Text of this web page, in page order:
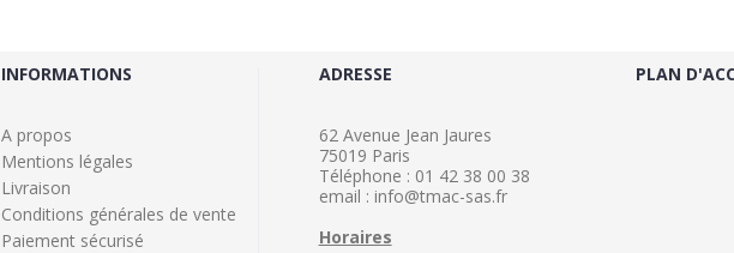
INFORMATIONS
A propos
Mentions légales
Livraison
Conditions générales de vente
Paiement sécurisé
ADRESSE
62 Avenue Jean Jaures
75019 Paris
Téléphone : 01 42 38 00 38
email : info@tmac-sas.fr
Horaires
PLAN